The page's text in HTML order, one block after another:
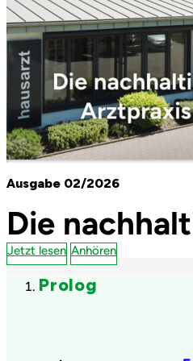
Ausgabe 02/2026
Die
Jetzt lesen Anhören
Prolog